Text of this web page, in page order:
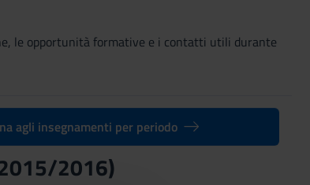
le opportunità formative e i contatti utili durante
agli insegnamenti per periodo
2016)